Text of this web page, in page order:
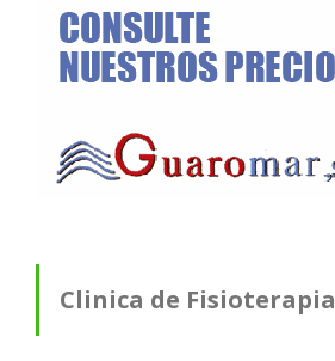
Clinica de Fisioterapia